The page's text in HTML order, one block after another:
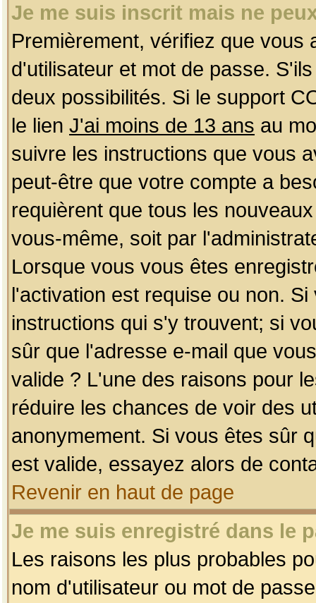
Je me suis inscrit mais ne
Premièrement, vérifiez que
d'utilisateur et mot de passe.
deux possibilités. Si le support
le lien J'ai moins de 13 ans au
suivre les instructions que vous
peut-être que votre compte a
requièrent que tous les
vous-même, soit par
Lorsque vous vous êtes
l'activation est requise ou non.
instructions qui s'y trouvent; si
sûr que l'adresse e-mail que
valide ? L'une des raisons pour
réduire les chances de voir des
anonymement. Si vous êtes sûr
est valide, essayez alors de
Revenir en haut de page
Je me suis enregistré dans le
Les raisons les plus probables
nom d'utilisateur ou mot de